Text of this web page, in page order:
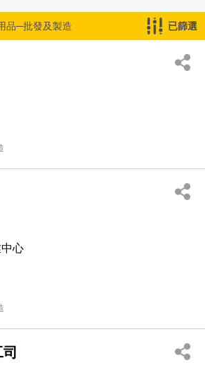
品─批發及製造 已篩選
心